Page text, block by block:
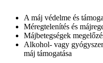
A máj védelme és
Méregtelenítés és
Májbetegségek
Alkohol- vagy
máj támogatása